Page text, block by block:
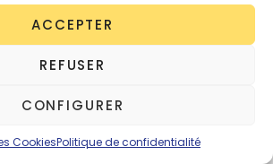
ACCEPTER
REFUSER
CONFIGURER
CookiesPolitique de confidentialité